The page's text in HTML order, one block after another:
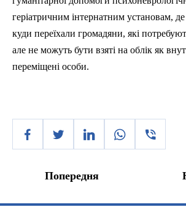
геріатричним інтернатним установам,
куди переїхали громадяни, які
але не можуть бути взяті на облік як
переміщені особи.
Попередня